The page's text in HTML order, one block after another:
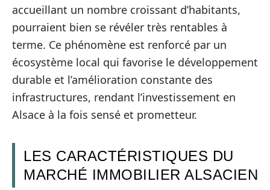
accueillant un nombre croissant d’habitants,
pourraient bien se révéler très rentables à
terme. Ce phénomène est renforcé par un
écosystème local qui favorise le développement
durable et l’amélioration constante des
infrastructures, rendant l’investissement en
Alsace à la fois sensé et prometteur.
LES CARACTÉRISTIQUES DU
MARCHÉ IMMOBILIER ALSACIEN